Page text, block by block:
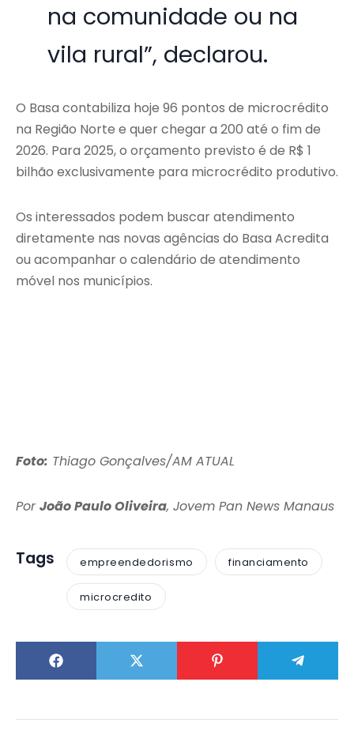
na comunidade ou na
vila rural”, declarou.
O Basa contabiliza hoje 96 pontos de microcrédito
na Região Norte e quer chegar a 200 até o fim de
2026. Para 2025, o orçamento previsto é de R$ 1
bilhão exclusivamente para microcrédito produtivo.
Os interessados podem buscar atendimento
diretamente nas novas agências do Basa Acredita
ou acompanhar o calendário de atendimento
móvel nos municípios.
Foto: Thiago Gonçalves/AM ATUAL
PorJoão Paulo Oliveira, Jovem Pan News Manaus
Tags empreendedorismo financiamento
microcredito